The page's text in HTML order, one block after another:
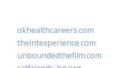
okhealthcareers.com
theintexperience.com
unboundedthefilm.com